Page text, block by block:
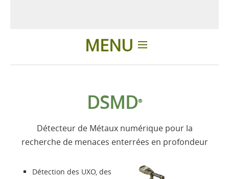
MENU
Accessoires
Présentation
DSMD®
Détecteur de Métaux numérique pour la
recherche de menaces enterrées en profondeur
Détection des UXO, des